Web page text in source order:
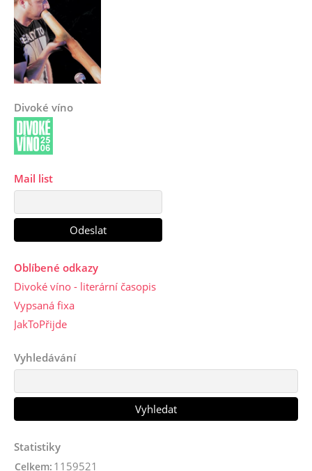
Divoké víno
Mail list
Oblíbené odkazy
Divoké víno - literární časopis
Vypsaná fixa
JakToPřijde
Vyhledávání
Statistiky
Celkem: 1159521